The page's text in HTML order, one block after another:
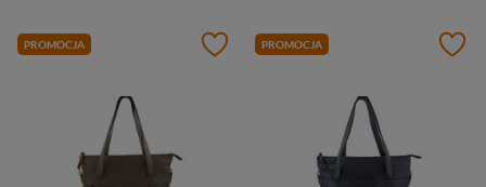
PROMOCJA PROMOCJA